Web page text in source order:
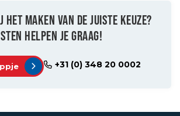
HET MAKEN VAN DE JUISTE KEUZE?
HELPEN JE GRAAG!
+31 (0) 348 20 0002